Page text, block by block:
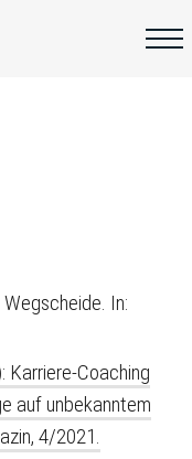
In:
Karriere-Coaching
auf unbekanntem
4/2021.